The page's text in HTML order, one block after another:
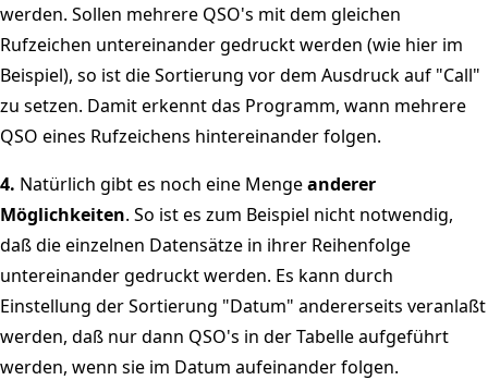
werden. Sollen mehrere QSO's mit dem gleichen
Rufzeichen untereinander gedruckt werden (wie hier im
Beispiel), so ist die Sortierung vor dem Ausdruck auf "Call"
zu setzen. Damit erkennt das Programm, wann mehrere
QSO eines Rufzeichens hintereinander folgen.
4. Natürlich gibt es noch eine Mengeanderer
Möglichkeiten. So ist es zum Beispiel nicht notwendig,
daß die einzelnen Datensätze in ihrer Reihenfolge
untereinander gedruckt werden. Es kann durch
Einstellung der Sortierung "Datum" andererseits veranlaßt
werden, daß nur dann QSO's in der Tabelle aufgeführt
werden, wenn sie im Datum aufeinander folgen.